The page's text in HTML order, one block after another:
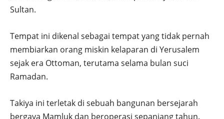
Sultan.
Tempat ini dikenal sebagai tempat yang tidak pernah
membiarkan orang miskin kelaparan di Yerusalem
sejak era Ottoman, terutama selama bulan suci
Ramadan.
Takiya ini terletak di sebuah bangunan bersejarah
bergaya Mamluk dan beroperasi sepanjang tahun.